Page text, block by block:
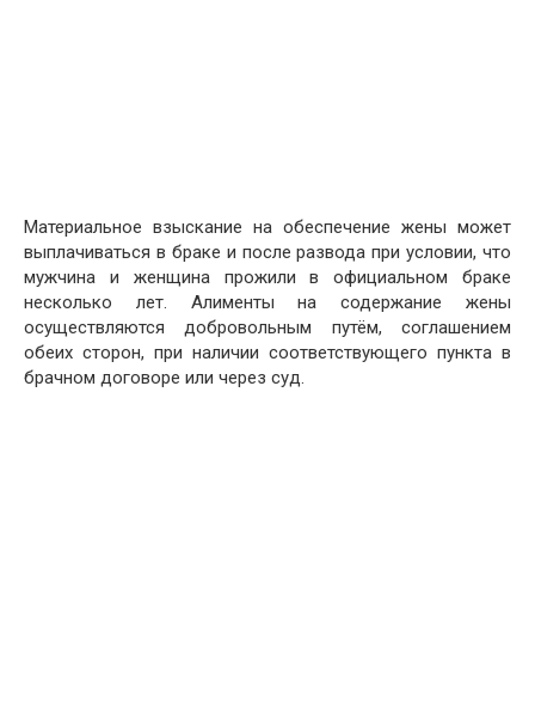
Материальное взыскание на обеспечение жены может
выплачиваться в браке и после развода при условии, что
мужчина и женщина прожили в официальном браке
несколько лет. Алименты на содержание жены
осуществляются добровольным путём, соглашением
обеих сторон, при наличии соответствующего пункта в
брачном договоре или через суд.